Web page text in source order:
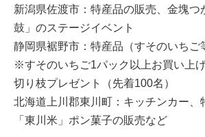
新潟県佐渡市：特産品の販売、金塊つ
鼓」のステージイベント
静岡県裾野市：特産品（すそのいち
※すそのいちご1パック以上お買い上
切り枝プレゼント（先着100名）
北海道上川郡東川町：キッチンカー、
「東川米」ポン菓子の販売など